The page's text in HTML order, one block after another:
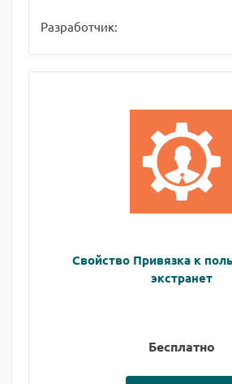
Разработчик:
Свойство Привязка к
экстранет
Бесплатно